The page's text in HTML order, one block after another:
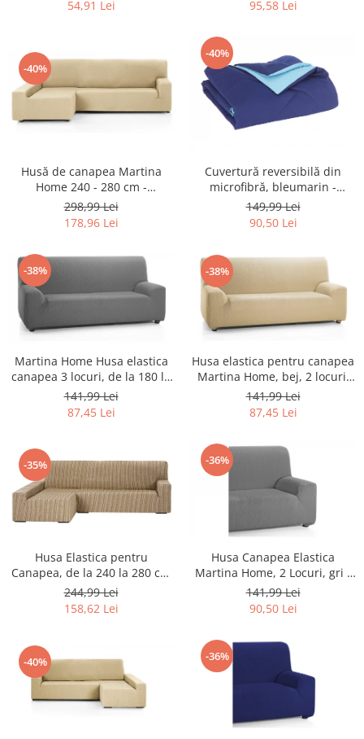
Sport & Activitati in aer liber
Accesorii antrenament
Accesorii Fitness
Camping
Ciclism
Sporturi acvatice
TV, Audio & Foto
Aparate Foto & Accesorii
Audio HI-FI & Profesionale
Camere video si sport
Home Cinema & Audio
Playere, Boxe & Casti
Telescoape & Optica
Bacanie
Ambalaje cadouri
Cadouri
Curatenie si intretinere
54,91 Lei 95,58 Lei
-40%
Husă de canapea Martina
Home 240 - 280 cm -
RESIGILAT
298,99 Lei
178,96 Lei
-40%
Cuvertură reversibilă din
microfibră, bleumarin -
RESIGILAT
149,99 Lei
90,50 Lei
-38%
Martina Home Husa elastica
canapea 3 locuri, de la 180 la
240 cm, Culoare Gri -
RESIGILAT
141,99 Lei
87,45 Lei
-38%
Husa elastica pentru canapea
Martina Home, bej, 2 locuri,
120 la 190 cm - RESIGILAT
141,99 Lei
87,45 Lei
-35%
Husa Elastica pentru
Canapea, de la 240 la 280 cm
- NOU
244,99 Lei
158,62 Lei
-36%
Husa Canapea Elastica
Martina Home, 2 Locuri, gri -
NOU
141,99 Lei
90,50 Lei
-40% -36%